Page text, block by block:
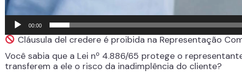
00:00
Cláusula del credere é proibida na Representação
Você sabia que a Lei nº 4.886/65 protege o
transferem a ele o risco da inadimplência do cliente?